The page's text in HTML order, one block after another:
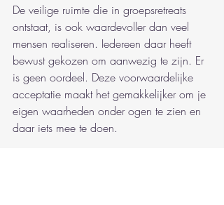
De veilige ruimte die in groepsretreats
ontstaat, is ook waardevoller dan veel
mensen realiseren. Iedereen daar heeft
bewust gekozen om aanwezig te zijn. Er
is geen oordeel. Deze voorwaardelijke
acceptatie maakt het gemakkelijker om je
eigen waarheden onder ogen te zien en
daar iets mee te doen.